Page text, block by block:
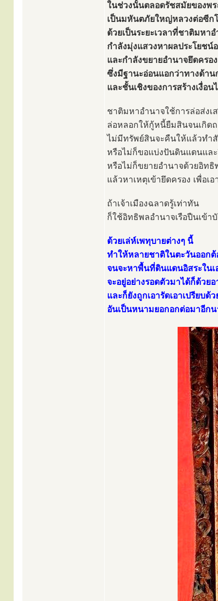
ในช่วงนั้นตลอดรัชสมัยของพ
เป็นมหันตภัยใหญ่หลวงต่อซีก
ด้วยเป็นระยะเวลาที่ชาติมหา
กำลังมุ่งแสวงหาผลประโยชน์
และกำลังขยายอำนาจยึดคร
ซึ่งมีฐานะอ่อนแอกว่าทางด้าน
และชั้นเชิงของการสร้างเงื่อน
ชาติมหาอำนาจใช้การล่อส่งเ
ล่อหลอกให้กู้หนี้ยืมสินจนเกิด
ไม่มีทรัพย์สินจะคืนให้แล้วทำ
หรือไม่ก็ขอแบ่งปันดินแดนและ
หรือไม่ก็ขยายอำนาจด้วยอิท
แล้วหาเหตุเข้ายึดครอง เพื่อเ
ถ้าเจ้าเมืองฉลาดรู้เท่าทัน
ก็ใช้อิทธิพลอำนาจเรือปืนเข้า
ด้วยเล่ห์เพทุบายต่างๆ นี้
ทำให้หลายชาติในตะวันออก
จนจะหาพื้นที่ดินแดนอิสระในเ
จะอยู่อย่างรอดตัวมาได้ก็ด้วย
และก็ยังถูกเอารัดเอาเปรียบ
อันเป็นหนามยอกอกต่อมาอีก